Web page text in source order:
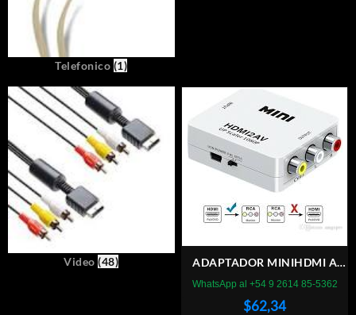
Telefonico (1)
Video(48)
ADAPTADOR MINIHDMI A
3RCA
$62,34
WhatsApp al +54 9 2614 85-5362